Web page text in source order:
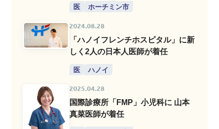
医 ホーチミン市
2024.08.28
「ハノイフレンチホスピタル」に新
しく2人の日本人医師が着任
医 ハノイ
2025.04.28
国際診療所「FMP」小児科に 山本
真菜医師が着任